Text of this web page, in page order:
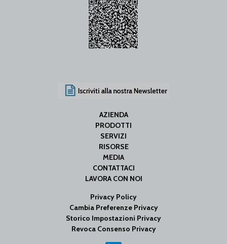
AZIENDA
PRODOTTI
SERVIZI
RISORSE
MEDIA
CONTATTACI
LAVORA CON NOI
Privacy Policy
Cambia Preferenze Privacy
Storico Impostazioni Privacy
Revoca Consenso Privacy